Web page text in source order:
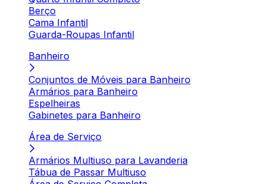
Berço
Cama Infantil
Guarda-Roupas Infantil
Banheiro
Conjuntos de Móveis para Banheiro
Armários para Banheiro
Espelheiras
Gabinetes para Banheiro
Área de Serviço
Armários Multiuso para Lavanderia
Tábua de Passar Multiuso